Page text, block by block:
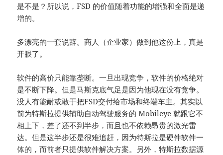
是不是？所以说，FSD 的价值随着功能的增强和全面是递
增的。
多漂亮的一套说辞。商人（企业家）做到他这份上，真是
开眼了。
软件的高价只能靠垄断。一旦出现竞争，软件的价格绝对
是不断下降。但是马斯克底气足是因为他现在没有竞争。
没人有能耐或敢于把FSD交付给市场和终端车主。其实以
前为特斯拉提供辅助自动驾驶服务的 Mobileye 就跟它不
相上下，差了还不到半步，而且也不依赖昂贵的激光雷
达。但是这半步还是很难追赶，因为特斯拉是硬件软件一
体的，而前者只提供软件解决方案。另外，特斯拉数据源